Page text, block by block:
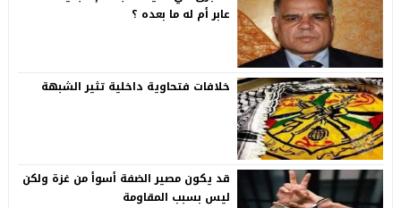
عابر أم له ما بعده ؟
خلافات فتحاوية داخلية تثير الشبهة
قد يكون مصير الضفة أسوأ من غزة ولكن
ليس بسبب المقاومة